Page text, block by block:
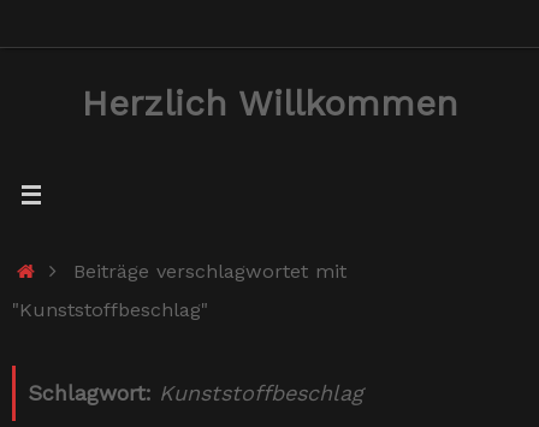
Herzlich Willkommen
StartBeiträge verschlagwortet mit
"Kunststoffbeschlag"
Schlagwort: Kunststoffbeschlag